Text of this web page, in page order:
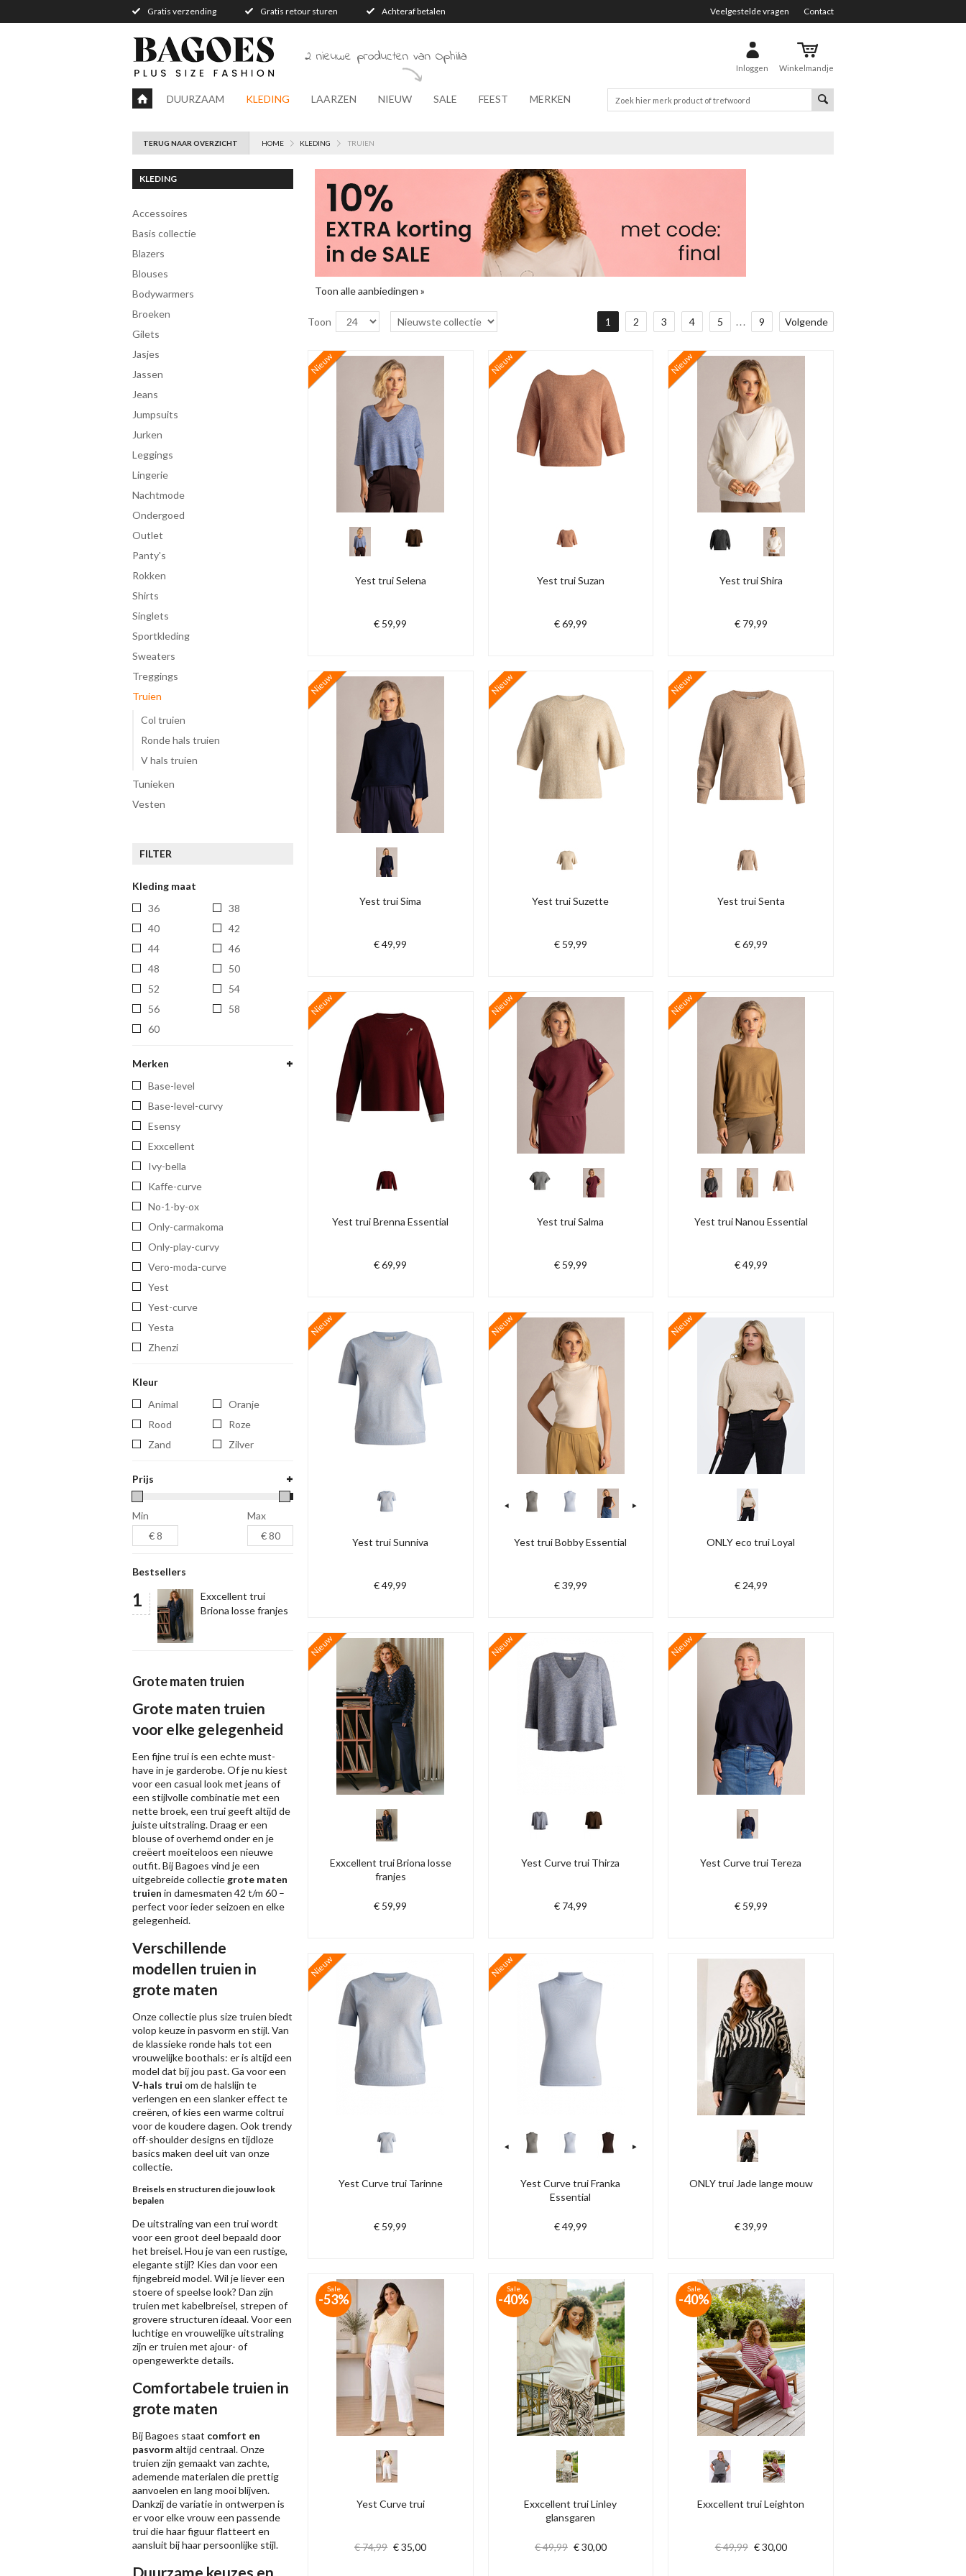
Gratis verzending Gratis retour sturen Achteraf betalen Veelgestelde vragen Contact
Inloggen Winkelmandje
2 nieuwe producten van Ophilia
DUURZAAM KLEDING LAARZEN NIEUW SALE FEEST MERKEN
TERUG NAAR OVERZICHT HOME KLEDING TRUIEN
KLEDING
accessoires
Basis collectie
blazers
blouses
bodywarmers
broeken
gilets
jasjes
jassen
jeans
jumpsuits
jurken
leggings
lingerie
Nachtmode
ondergoed
Outlet
panty's
rokken
shirts
singlets
Sportkleding
sweaters
treggings
truien
Col truien
Ronde hals truien
V hals truien
tunieken
vesten
FILTER
Kleding maat
36
38
40
42
44
46
48
50
52
54
56
58
60
Merken
base-level
base-level-curvy
esensy
exxcellent
ivy-bella
kaffe-curve
no-1-by-ox
only-carmakoma
only-play-curvy
vero-moda-curve
yest
yest-curve
yesta
zhenzi
Kleur
Animal
Oranje
Rood
Roze
Zand
Zilver
Prijs
Min Max
Bestsellers
Exxcellent trui
Briona losse franjes
Toon alle aanbiedingen »
Toon 1 2 3 4 5 ... 9 Volgende
Nieuw
Yest trui Selena
€ 59,99
Nieuw
Yest trui Suzan
€ 69,99
Nieuw
Yest trui Shira
€ 79,99
Nieuw
Yest trui Sima
€ 49,99
Nieuw
Yest trui Suzette
€ 59,99
Nieuw
Yest trui Senta
€ 69,99
Nieuw
Yest trui Brenna Essential
€ 69,99
Nieuw
Yest trui Salma
€ 59,99
Nieuw
Yest trui Nanou Essential
€ 49,99
Nieuw
Yest trui Sunniva
€ 49,99
Nieuw
Yest trui Bobby Essential
€ 39,99
Nieuw
ONLY eco trui Loyal
€ 24,99
Nieuw
Exxcellent trui Briona losse
franjes
€ 59,99
Nieuw
Yest Curve trui Thirza
€ 74,99
Nieuw
Yest Curve trui Tereza
€ 59,99
Nieuw
Yest Curve trui Tarinne
€ 59,99
Nieuw
Yest Curve trui Franka
Essential
€ 49,99
ONLY trui Jade lange mouw
€ 39,99
Yest Curve trui
€ 74,99 € 35,00
Sale
-53%
Exxcellent trui Linley
glansgaren
€ 49,99 € 30,00
Sale
-40%
Exxcellent trui Leighton
€ 49,99 € 30,00
Sale
-40%
Grote maten truien
Grote maten truien
voor elke gelegenheid
Een fijne trui is een echte must-
have in je garderobe. Of je nu kiest
voor een casual look met jeans of
een stijlvolle combinatie met een
nette broek, een trui geeft altijd de
juiste uitstraling. Draag er een
blouse of overhemd onder en je
creëert moeiteloos een nieuwe
outfit. Bij Bagoes vind je een
uitgebreide collectie grote maten
truien in damesmaten 42 t/m 60 –
perfect voor ieder seizoen en elke
gelegenheid.
Verschillende
modellen truien in
grote maten
Onze collectie plus size truien biedt
volop keuze in pasvorm en stijl. Van
de klassieke ronde hals tot een
vrouwelijke boothals: er is altijd een
model dat bij jou past. Ga voor een
V-hals trui om de halslijn te
verlengen en een slanker effect te
creëren, of kies een warme coltrui
voor de koudere dagen. Ook trendy
off-shoulder designs en tijdloze
basics maken deel uit van onze
collectie.
Breisels en structuren die jouw look
bepalen
De uitstraling van een trui wordt
voor een groot deel bepaald door
het breisel. Hou je van een rustige,
elegante stijl? Kies dan voor een
fijngebreid model. Wil je liever een
stoere of speelse look? Dan zijn
truien met kabelbreisel, strepen of
grovere structuren ideaal. Voor een
luchtige en vrouwelijke uitstraling
zijn er truien met ajour- of
opengewerkte details.
Comfortabele truien in
grote maten
Bij Bagoes staat comfort en
pasvormaltijd centraal. Onze
truien zijn gemaakt van zachte,
ademende materialen die prettig
aanvoelen en lang mooi blijven.
Dankzij de variatie in ontwerpen is
er voor elke vrouw een passende
trui die haar figuur flatteert en
aansluit bij haar persoonlijke stijl.
Duurzame keuzes en